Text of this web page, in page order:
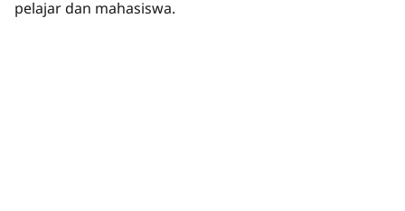
pelajar dan mahasiswa.